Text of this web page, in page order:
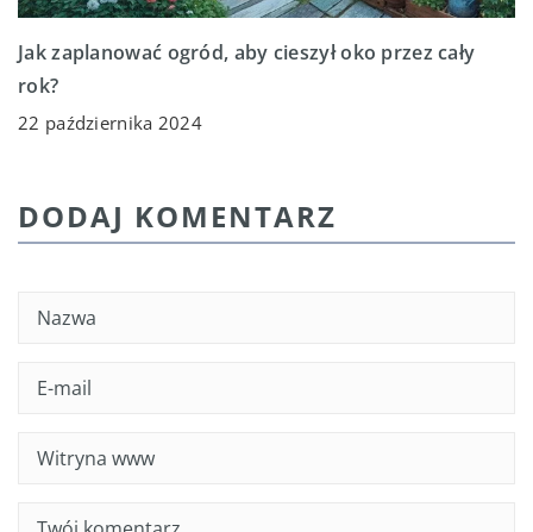
Jak zaplanować ogród, aby cieszył oko przez cały
rok?
22 października 2024
DODAJ KOMENTARZ